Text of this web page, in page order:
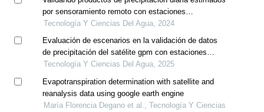
por sensoramiento remoto con estaciones
pluviométricas en la cuenca vilcanota, perú
Tecnología Y Ciencias Del Agua, 2024
Evaluación de escenarios en la validación de datos
de precipitación del satélite gpm con estaciones
meteorológicas para uso en emergencias ambientales
Tecnología Y Ciencias Del Agua, 2025
Evapotranspiration determination with satellite and
reanalysis data using google earth engine
María Florencia Degano et al., Tecnología Y Ciencias